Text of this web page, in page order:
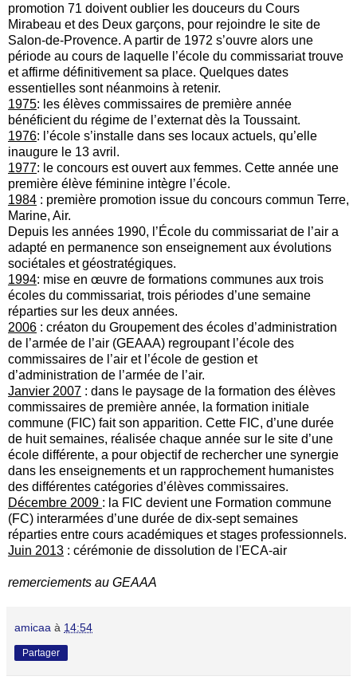
promotion 71 doivent oublier les douceurs du Cours
Mirabeau et des Deux garçons, pour rejoindre le site de
Salon-de-Provence. A partir de 1972 s’ouvre alors une
période au cours de laquelle l’école du commissariat trouve
et affirme définitivement sa place. Quelques dates
essentielles sont néanmoins à retenir.
1975: les élèves commissaires de première année
bénéficient du régime de l’externat dès la Toussaint.
1976: l’école s’installe dans ses locaux actuels, qu’elle
inaugure le 13 avril.
1977: le concours est ouvert aux femmes. Cette année une
première élève féminine intègre l’école.
1984 : première promotion issue du concours commun Terre,
Marine, Air.
Depuis les années 1990, l’École du commissariat de l’air a
adapté en permanence son enseignement aux évolutions
sociétales et géostratégiques.
1994: mise en œuvre de formations communes aux trois
écoles du commissariat, trois périodes d’une semaine
réparties sur les deux années.
2006 : créaton du Groupement des écoles d’administration
de l’armée de l’air (GEAAA) regroupant l’école des
commissaires de l’air et l’école de gestion et
d’administration de l’armée de l’air.
Janvier 2007 : dans le paysage de la formation des élèves
commissaires de première année, la formation initiale
commune (FIC) fait son apparition. Cette FIC, d’une durée
de huit semaines, réalisée chaque année sur le site d’une
école différente, a pour objectif de rechercher une synergie
dans les enseignements et un rapprochement humanistes
des différentes catégories d’élèves commissaires.
Décembre 2009 : la FIC devient une Formation commune
(FC) interarmées d’une durée de dix-sept semaines
réparties entre cours académiques et stages professionnels.
Juin 2013 : cérémonie de dissolution de l'ECA-air
remerciements au GEAAA
amicaa à 14:54
Partager